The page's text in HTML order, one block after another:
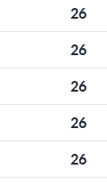
26
26
26
26
26